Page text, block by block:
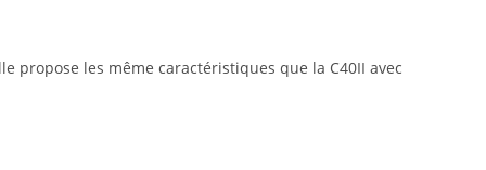
propose les même caractéristiques que la C40II avec